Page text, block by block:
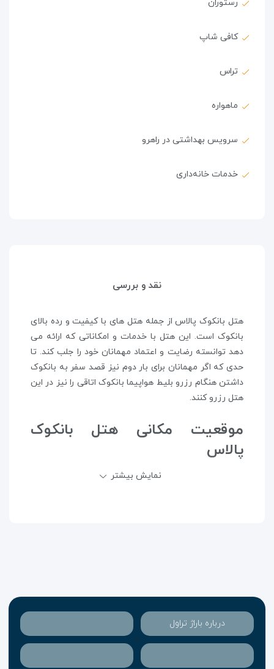
رستوران
کافی شاپ
تراس
ماهواره
سرویس بهداشتی در راهرو
خدمات خانه‌داری
نقد و بررسی
هتل بانکوک پالاس از جمله هتل های با کیفیت و رده بالای
بانکوک است. این هتل با خدمات و امکاناتی که ارائه می
دهد توانسته رضایت و اعتماد مهمانان خود را جلب کند. تا
حدی که اگر مهمانان برای بار دوم نیز قصد سفر به بانکوک
داشتن هنگام رزرو بلیط هواپیما بانکوک اتاقی را نیز در این
هتل رزرو کنند.
موقعیت مکانی هتل بانکوک
پالاس
مرکز شهر قرار دارد لذت اقامت و سفر را چندین برابر خواهد
کرد.
انواع اتاق های هتل بانکوک پالاس
نمایش بیشتر
درباره باراژ تراول